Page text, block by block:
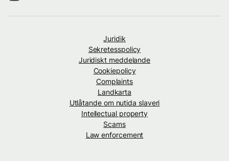
Juridik
Sekretesspolicy
Juridiskt meddelande
Cookiepolicy
Complaints
Landkarta
Utlåtande om nutida slaveri
Intellectual property
Scams
Law enforcement